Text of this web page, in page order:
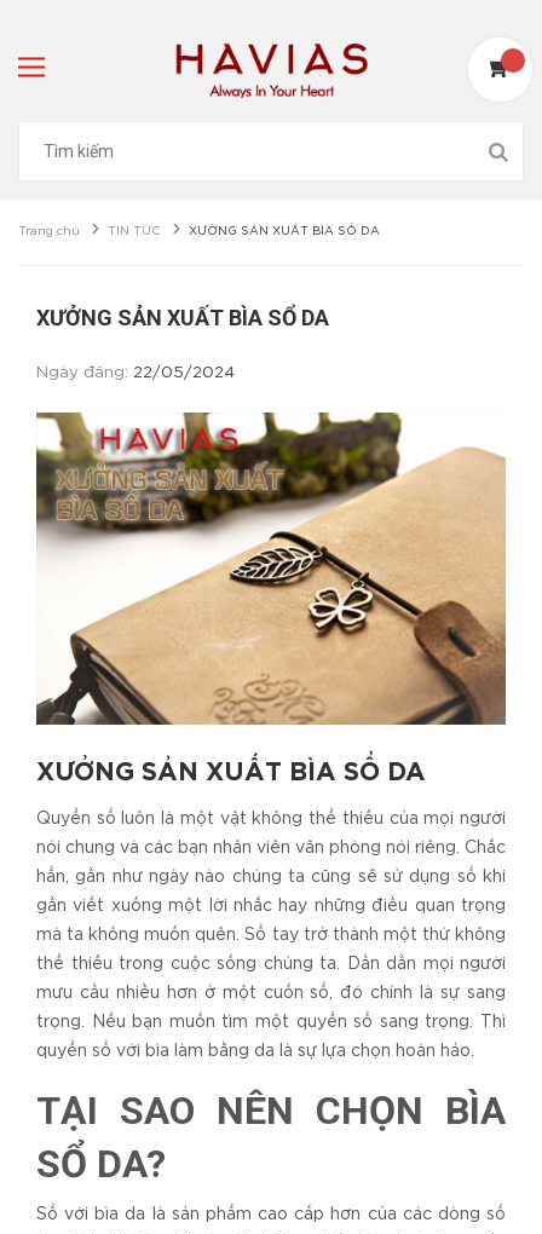
Trang chủ TIN TỨC XƯỞNG SẢN XUẤT BÌA SỔ DA
XƯỞNG SẢN XUẤT BÌA SỔ DA
Ngày đăng: 22/05/2024
XƯỞNG SẢN XUẤT BÌA SỔ DA
Quyển sổ luôn là một vật không thể thiếu của mọi người
nói chung và các bạn nhân viên văn phòng nói riêng. Chắc
hẳn, gần như ngày nào chúng ta cũng sẽ sử dụng sổ khi
gần viết xuống một lời nhắc hay những điều quan trọng
mà ta không muốn quên. Sổ tay trở thành một thứ không
thể thiếu trong cuộc sống chúng ta. Dần dần mọi người
mưu cầu nhiều hơn ở một cuốn sổ, đó chính là sự sang
trọng. Nếu bạn muốn tìm một quyển sổ sang trọng. Thì
quyển sổ với bìa làm bằng da là sự lựa chọn hoàn hảo.
TẠI SAO NÊN CHỌN BÌA
SỔ DA?
Sổ với bìa da là sản phẩm cao cấp hơn của các dòng sổ